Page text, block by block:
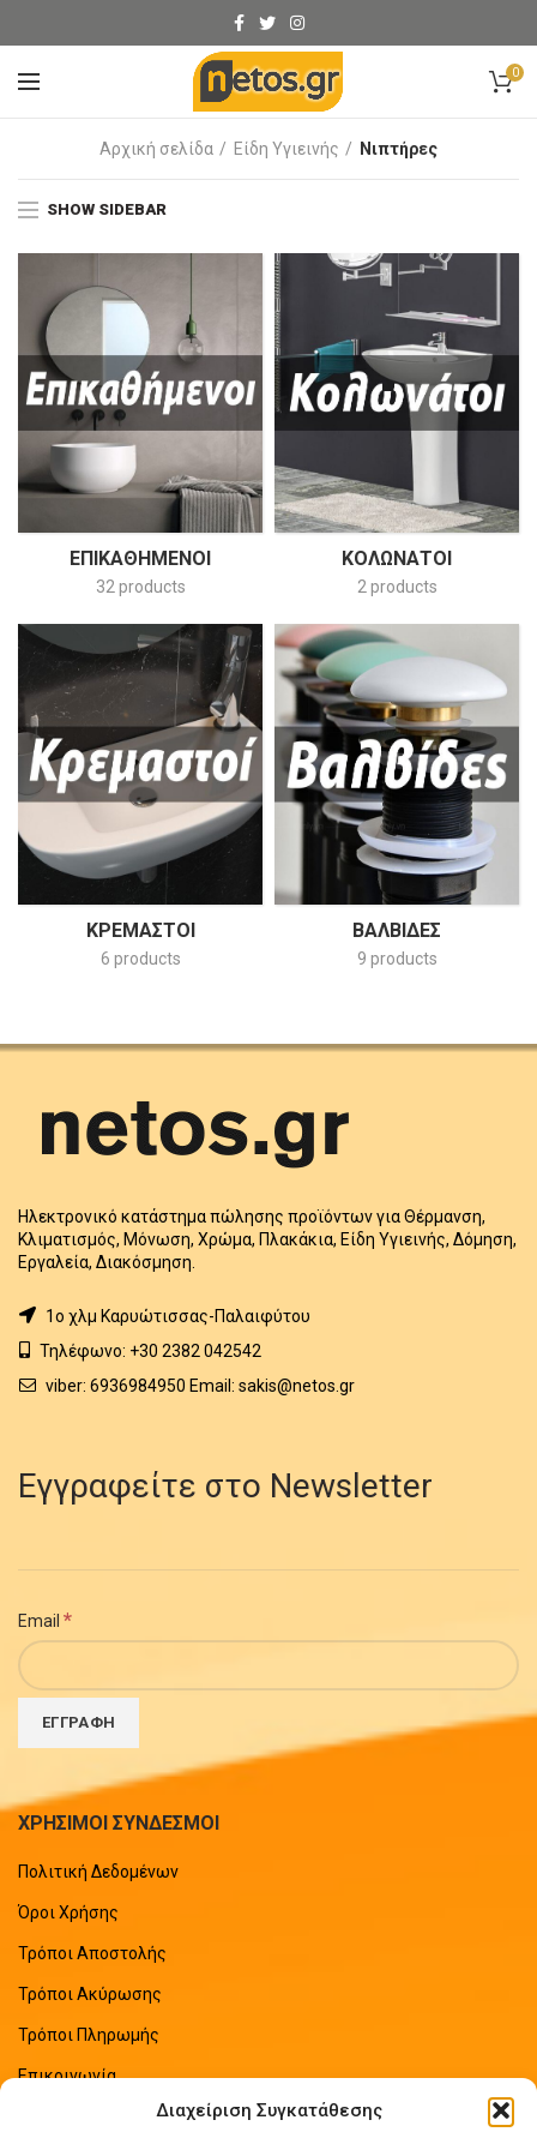
Διαχείριση Συγκατάθεσης
0
Αρχική σελίδα Είδη Υγιεινής Νιπτήρες
SHOW SIDEBAR
ΕΠΙΚΑΘΉΜΕΝΟΙ
32 products
ΚΟΛΩΝΆΤΟΙ
2 products
ΚΡΕΜΑΣΤΟΊ
6 products
ΒΑΛΒΊΔΕΣ
9 products
Ηλεκτρονικό κατάστημα πώλησης προϊόντων για Θέρμανση,
Κλιματισμός, Μόνωση, Χρώμα, Πλακάκια, Είδη Υγιεινής, Δόμηση,
Εργαλεία, Διακόσμηση.
1o χλμ Καρυώτισσας-Παλαιφύτου
Τηλέφωνο: +30 2382 042542
viber: 6936984950 Email: sakis@netos.gr
Εγγραφείτε στο Newsletter
Email *
ΧΡΗΣΙΜΟΙ ΣΥΝΔΕΣΜΟΙ
Πολιτική Δεδομένων
Όροι Χρήσης
Τρόποι Αποστολής
Τρόποι Ακύρωσης
Τρόποι Πληρωμής
Επικοινωνία